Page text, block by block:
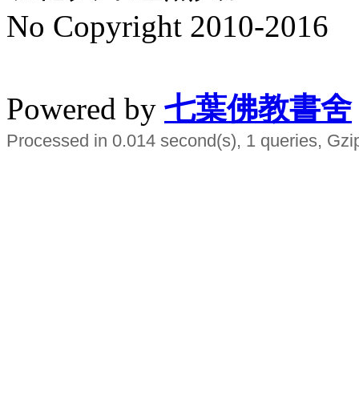
No Copyright 2010-2016
Powered by 七葉佛教書舍
Processed in 0.014 second(s), 1 queries,